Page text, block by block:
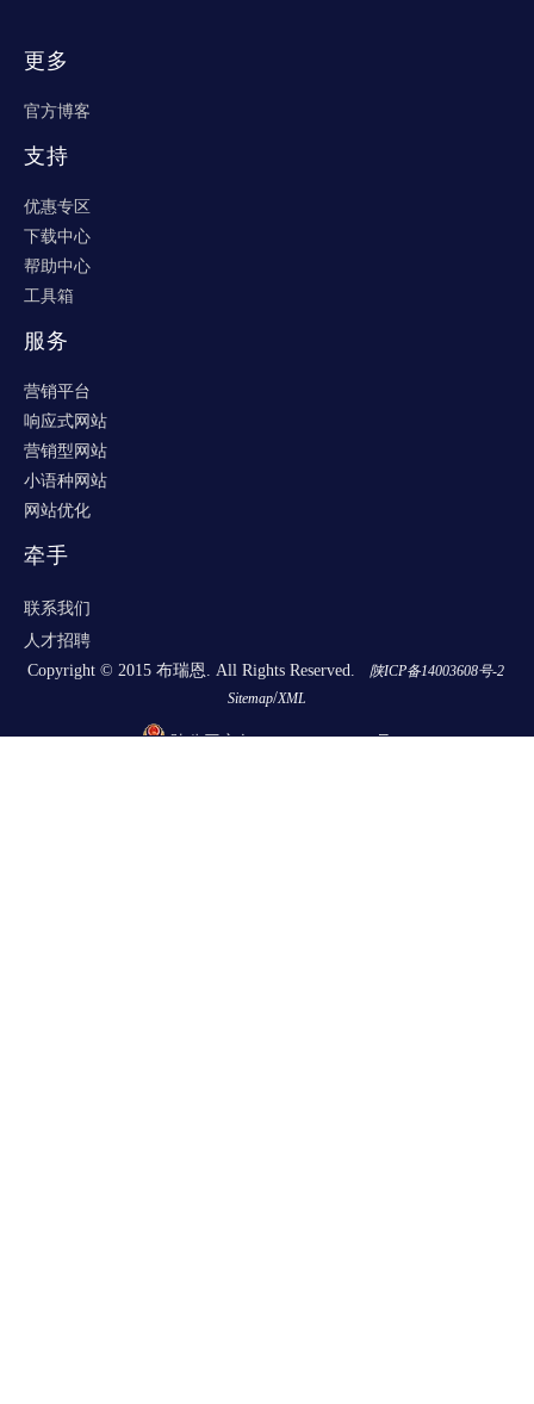
更多
官方博客
支持
优惠专区
下载中心
帮助中心
工具箱
服务
营销平台
响应式网站
营销型网站
小语种网站
网站优化
牵手
联系我们
人才招聘
Copyright © 2015 布瑞恩. All Rights Reserved. 陕ICP备14003608号-2
Sitemap/XML
陕公网安备 61030202000354号